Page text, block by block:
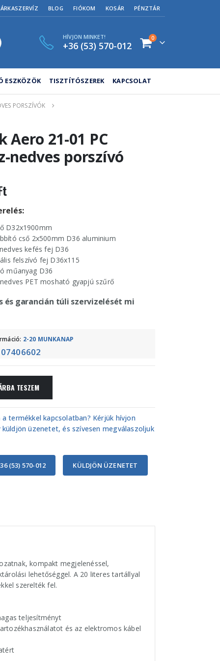
BLOG FIÓKOM KOSÁR PÉNZTÁR
HÍVJON MINKET!
+36 (53) 570-012
0
ESZKÖZÖK TISZTÍTÓSZEREK KAPCSOLAT
PORSZÍVÓK
Aero 21-01 PC
nedves porszívó
D32x1900mm
cső 2x500mm D36 aluminium
kefés fej D36
felszívó fej D36x115
műanyag D36
PET mosható gyapjú szűrő
és garancián túli szervizelését mi
2-20 MUNKANAP
TESZEM
a termékkel kapcsolatban? Kérjük hívjon
üzenetet, és szívesen megválaszoljuk
(53) 570-012 KÜLDJÖN ÜZENETET
kompakt megjelenéssel,
lehetőséggel. A 20 literes tartállyal
szerelték fel.
teljesítményt
és az elektromos kábel